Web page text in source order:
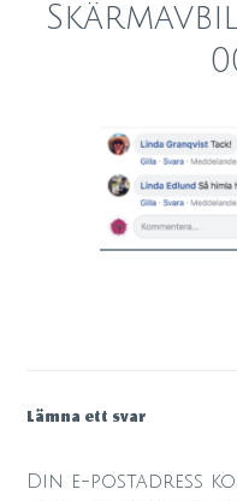
Lämna ett svar
Din e-postadress